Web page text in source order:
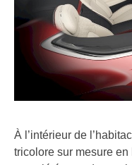
À l’intérieur de
tricolore sur mesure